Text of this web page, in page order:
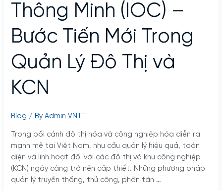
Thông Minh (IOC) –
Bước Tiến Mới Trong
Quản Lý Đô Thị và
KCN
Blog / ByAdmin VNTT
Trong bối cảnh đô thị hóa và công nghiệp hóa diễn ra
mạnh mẽ tại Việt Nam, nhu cầu quản lý hiệu quả, toàn
diện và linh hoạt đối với các đô thị và khu công nghiệp
(KCN) ngày càng trở nên cấp thiết. Những phương pháp
quản lý truyền thống, thủ công, phân tán …
Thị
và
KCN